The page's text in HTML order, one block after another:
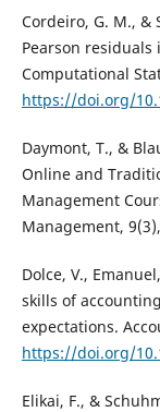
Cordeiro, G. M., &
Pearson
Computational
https://doi.org/
Daymont, T., &
Online and
Management
Management,
Dolce, V.,
skills of
expectations.
https://doi.org/
Elikai, F., &